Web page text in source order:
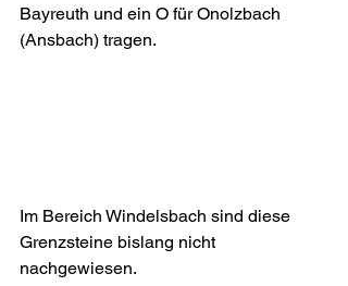
Bayreuth und ein O für Onolzbach
(Ansbach) tragen.
Im Bereich Windelsbach sind diese
Grenzsteine bislang nicht
nachgewiesen.